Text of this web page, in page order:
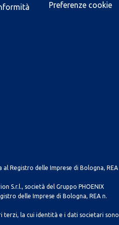
Preferenze cookie
Registro delle Imprese di Bologna, REA
S.r.l., società del Gruppo PHOENIX
delle Imprese di Bologna, REA n.
la cui identità e i dati societari sono